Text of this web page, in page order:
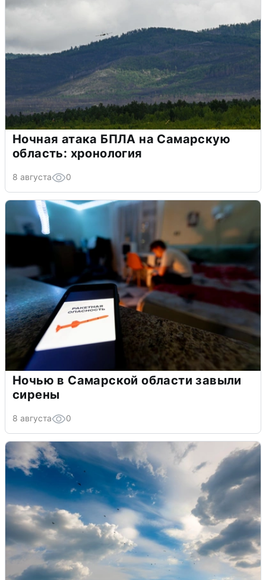
Ночная атака БПЛА на Самарскую
область: хронология
8 августа 0
Ночью в Самарской области завыли
сирены
8 августа 0